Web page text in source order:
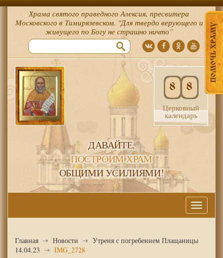
ПОМОЧЬ ХРАМУ
Храма святого праведного Алексия, пресвитера
Московского в Тимирязевском. "Для твердо верующего и
живущего по Богу не страшно ничто”
8 8
Церковный
календарь
ДАВАЙТЕ,
ПОСТРОИМ ХРАМ
ОБЩИМИ УСИЛИЯМИ!
Меню
Главная Новости
Утреня с погребением Плащаницы
14.04.23
IMG_2728